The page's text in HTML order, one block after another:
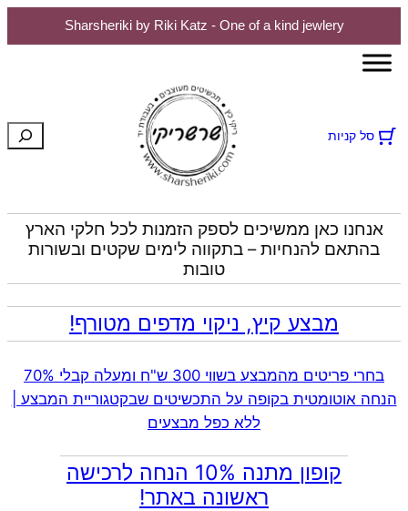
Sharsheriki by Riki Katz - One of a kind jewlery
סל קניות חיפוש
אנחנו כאן ממשיכים לספק הזמנות לכל חלקי הארץ
בהתאם להנחיות – בתקווה לימים שקטים ובשורות
טובות
מבצע קיץ, ניקוי מדפים מטורף!
בחרי פריטים מהמבצע בשווי 300 ש"ח ומעלה קבלי 70%
הנחה אוטומטית בקופה על התכשיטים שבקטגוריית המבצע |
ללא כפל מבצעים
קופון מתנה 10% הנחה לרכישה
ראשונה באתר!